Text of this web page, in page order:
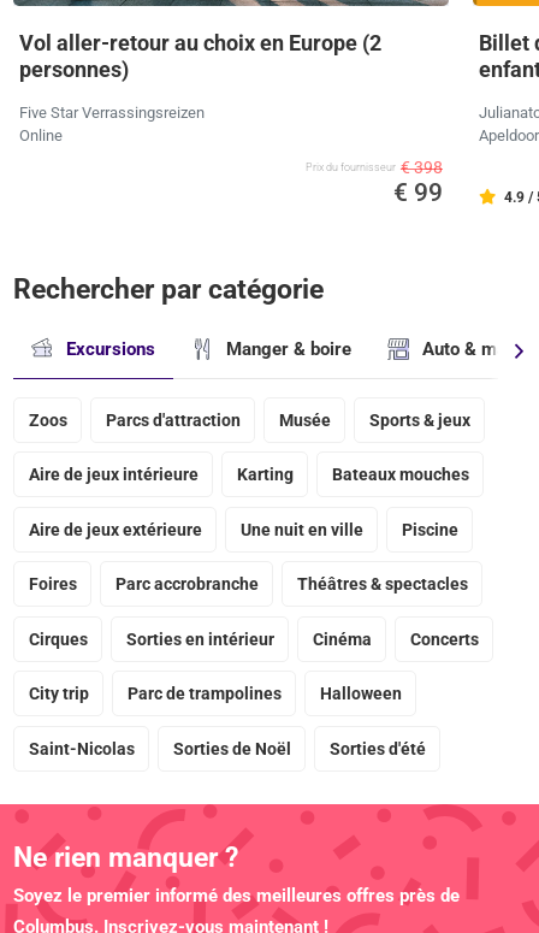
Vol aller-retour au choix en Europe (2
personnes)
Five Star Verrassingsreizen
Online
Prix ​​du fournisseur € 398
€ 99
Billet
4.9 /
Rechercher par catégorie
Excursions Manger & boire Auto &
Zoos Parcs d'attraction Musée Sports & jeux
Aire de jeux intérieure Karting Bateaux mouches
Aire de jeux extérieure Une nuit en ville Piscine
Foires Parc accrobranche Théâtres & spectacles
Cirques Sorties en intérieur Cinéma Concerts
City trip Parc de trampolines Halloween
Saint-Nicolas Sorties de Noël Sorties d'été
Ne rien manquer ?
Soyez le premier informé des meilleures offres près de
Columbus. Inscrivez-vous maintenant !